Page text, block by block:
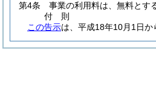
第4条
事業の利用料は、無料とす
付 則
この告示は、平成18年10月1日か